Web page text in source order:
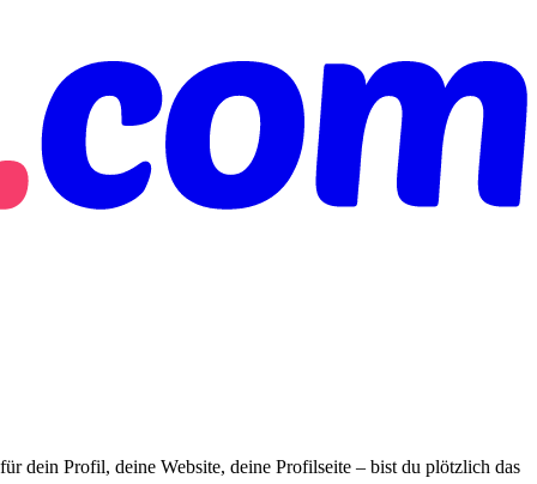
dein Profil, deine Website, deine Profilseite – bist du plötzlich das